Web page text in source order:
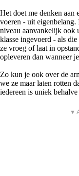
Het doet me denken aan
voeren - uit
niveau aanvankelijk ook
klasse ingevoerd - als
ze vroeg of laat in
opleveren dan wanneer
Zo kun je ook over de
we ze maar laten rotten
iedereen is uniek
▼